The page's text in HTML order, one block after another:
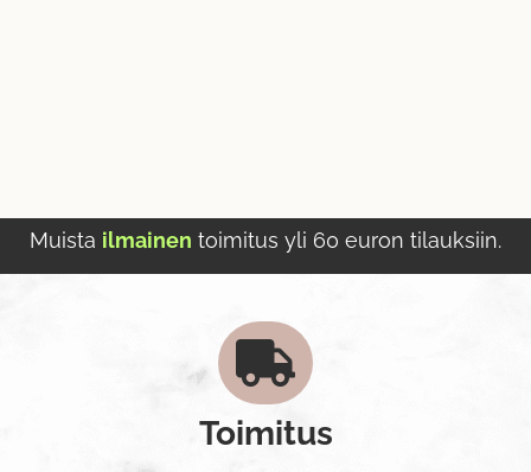
Muista ilmainen toimitus yli 60 euron tilauksiin.
Toimitus